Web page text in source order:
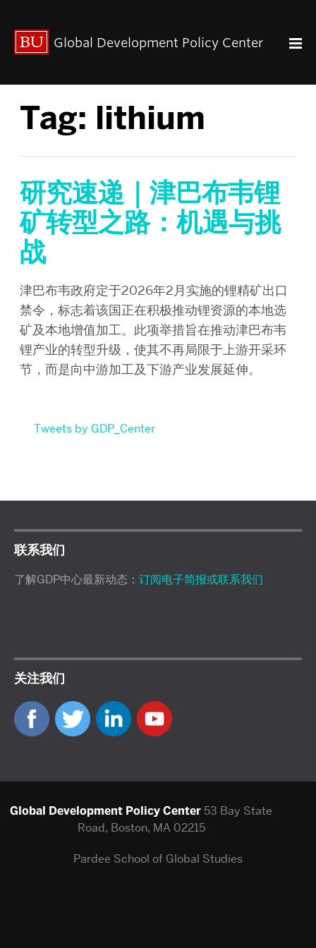
关于我们
联系我们
Paul Streeten 讲座
中心架构
数据资源
中国与全球发展
人力资本
全球经济治理
中心团队
中心领导
研究团队
GDP IN ENGLISH
Global Development Policy Center
Tag: lithium
研究速递｜津巴布韦锂
矿转型之路：机遇与挑
战
津巴布韦政府定于2026年2月实施的锂精矿出口
禁令，标志着该国正在积极推动锂资源的本地选
矿及本地增值加工。此项举措旨在推动津巴布韦
锂产业的转型升级，使其不再局限于上游开采环
节，而是向中游加工及下游产业发展延伸。
Tweets by GDP_Center
联系我们
了解GDP中心最新动态： 订阅电子简报或联系我们
关注我们
Global Development Policy Center 53 Bay State
Road, Boston, MA 02215
Pardee School of Global Studies